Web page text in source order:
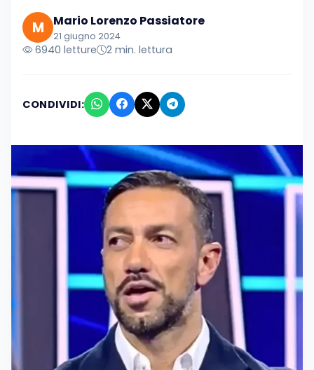
M Mario Lorenzo Passiatore
21 giugno 2024
6940 letture 2 min. lettura
CONDIVIDI: